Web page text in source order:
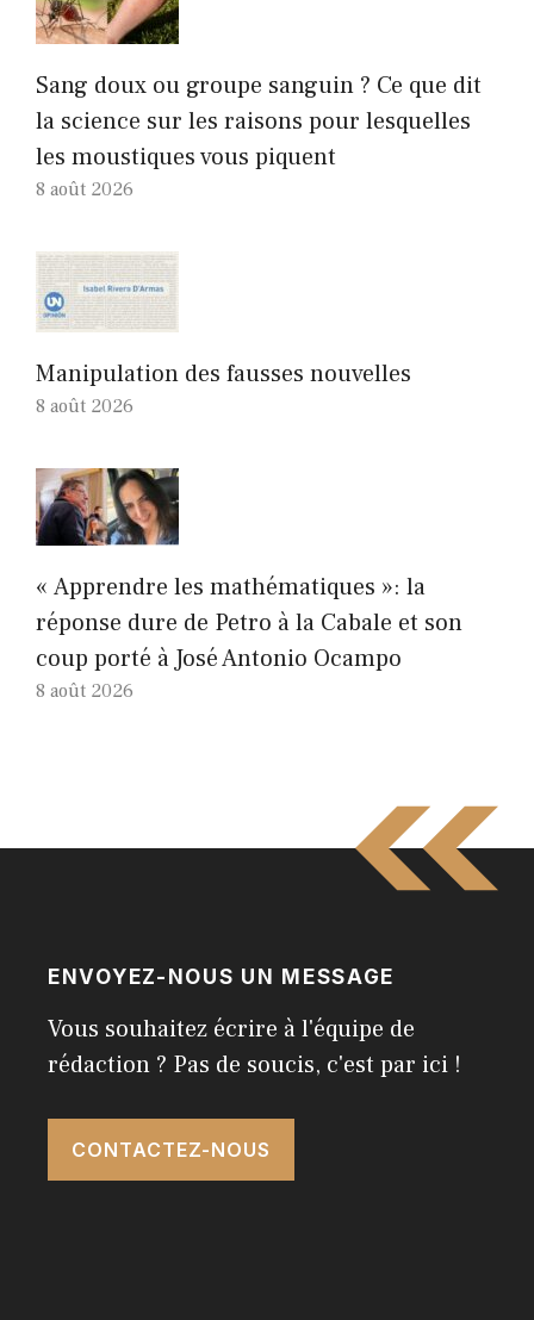
Sang doux ou groupe sanguin ? Ce que dit
la science sur les raisons pour lesquelles
les moustiques vous piquent
8 août 2026
Manipulation des fausses nouvelles
8 août 2026
« Apprendre les mathématiques »: la
réponse dure de Petro à la Cabale et son
coup porté à José Antonio Ocampo
8 août 2026
ENVOYEZ-NOUS UN MESSAGE
Vous souhaitez écrire à l'équipe de
rédaction ? Pas de soucis, c'est par ici !
CONTACTEZ-NOUS